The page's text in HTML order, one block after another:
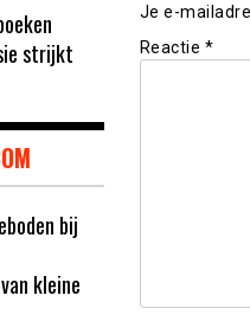
Je e-
Reactie *
strijkt
bij
kleine